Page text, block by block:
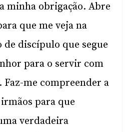
minha obrigação. Abre
que me veja na
de discípulo que segue
para o servir com
Faz-me compreender a
para que
verdadeira